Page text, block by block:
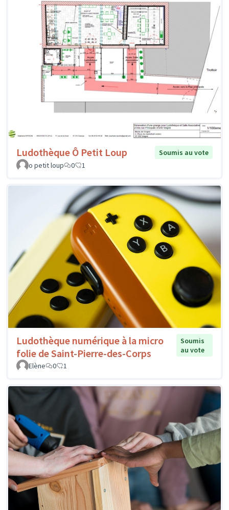
Ludothèque Ô Petit Loup
Soumis au vote
o petit loup
0 1
Ludothèque numérique à la micro
folie de Saint-Pierre-des-Corps
Soumis
au vote
Elène
0 1